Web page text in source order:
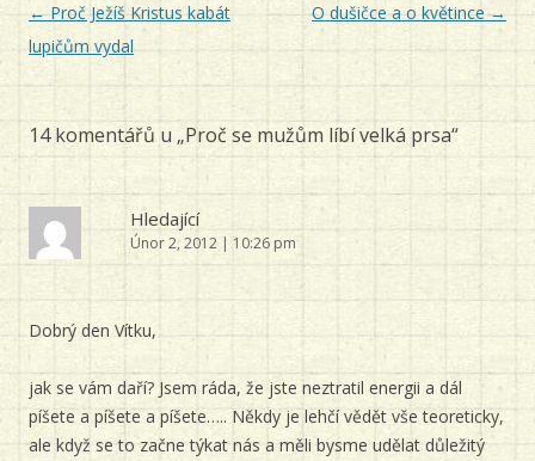
Navigace
pro
příspěvky
←Proč Ježíš Kristus kabát
lupičům vydal
O dušičce a o květince→
14 komentářů u „Proč se mužům líbí velká prsa“
Hledající
Únor 2, 2012 | 10:26 pm
Dobrý den Vítku,
jak se vám daří? Jsem ráda, že jste neztratil energii a dál
píšete a píšete a píšete….. Někdy je lehčí vědět vše teoreticky,
ale když se to začne týkat nás a měli bysme udělat důležitý